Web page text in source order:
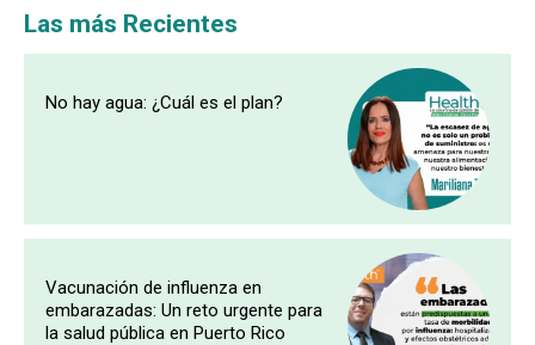
Las más Recientes
No hay agua: ¿Cuál es el plan?
Vacunación de influenza en
embarazadas: Un reto urgente para
la salud pública en Puerto Rico